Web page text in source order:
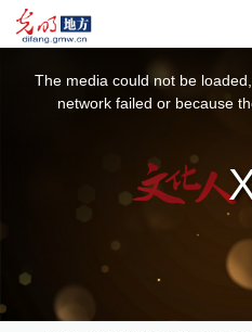
The media could not be
network failed or because